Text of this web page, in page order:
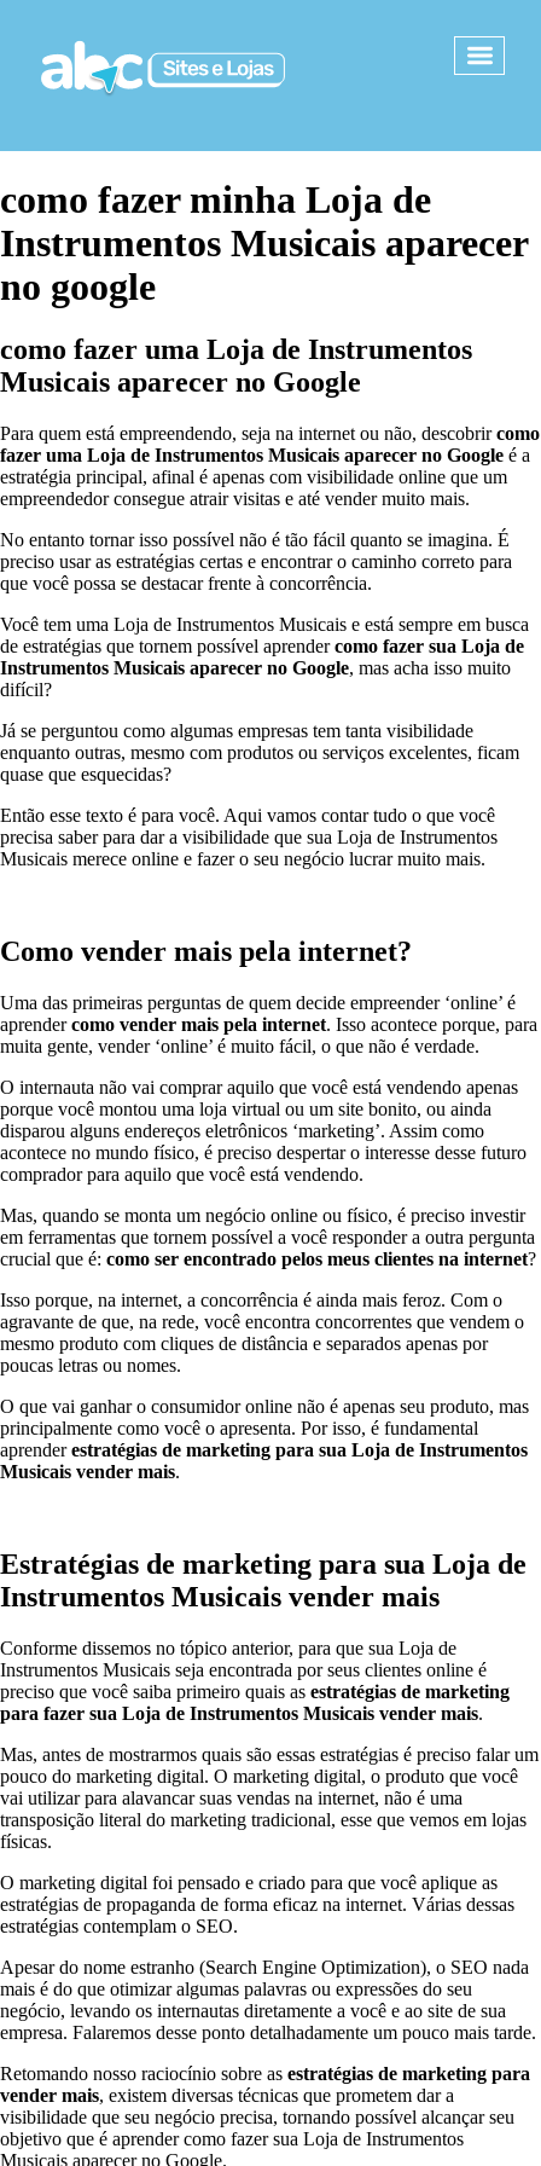
como fazer minha Loja de
Instrumentos Musicais aparecer
no google
como fazer uma Loja de Instrumentos
Musicais aparecer no Google
Para quem está empreendendo, seja na internet ou não, descobrircomo
fazer uma Loja de Instrumentos Musicais aparecer no Google é a
estratégia principal, afinal é apenas com visibilidade online que um
empreendedor consegue atrair visitas e até vender muito mais.
No entanto tornar isso possível não é tão fácil quanto se imagina. É
preciso usar as estratégias certas e encontrar o caminho correto para
que você possa se destacar frente à concorrência.
Você tem uma Loja de Instrumentos Musicais e está sempre em busca
de estratégias que tornem possível aprendercomo fazer sua Loja de
Instrumentos Musicais aparecer no Google, mas acha isso muito
difícil?
Já se perguntou como algumas empresas tem tanta visibilidade
enquanto outras, mesmo com produtos ou serviços excelentes, ficam
quase que esquecidas?
Então esse texto é para você. Aqui vamos contar tudo o que você
precisa saber para dar a visibilidade que sua Loja de Instrumentos
Musicais merece online e fazer o seu negócio lucrar muito mais.
Como vender mais pela internet?
Uma das primeiras perguntas de quem decide empreender ‘online’ é
aprendercomo vender mais pela internet. Isso acontece porque, para
muita gente, vender ‘online’ é muito fácil, o que não é verdade.
O internauta não vai comprar aquilo que você está vendendo apenas
porque você montou uma loja virtual ou um site bonito, ou ainda
disparou alguns endereços eletrônicos ‘marketing’. Assim como
acontece no mundo físico, é preciso despertar o interesse desse futuro
comprador para aquilo que você está vendendo.
Mas, quando se monta um negócio online ou físico, é preciso investir
em ferramentas que tornem possível a você responder a outra pergunta
crucial que é: como ser encontrado pelos meus clientes na internet?
Isso porque, na internet, a concorrência é ainda mais feroz. Com o
agravante de que, na rede, você encontra concorrentes que vendem o
mesmo produto com cliques de distância e separados apenas por
poucas letras ou nomes.
O que vai ganhar o consumidor online não é apenas seu produto, mas
principalmente como você o apresenta. Por isso, é fundamental
aprenderestratégias de marketing para sua Loja de Instrumentos
Musicais vender mais.
Estratégias de marketing para sua Loja de
Instrumentos Musicais vender mais
Conforme dissemos no tópico anterior, para que sua Loja de
Instrumentos Musicais seja encontrada por seus clientes online é
preciso que você saiba primeiro quais as estratégias de marketing
para fazer sua Loja de Instrumentos Musicais vender mais.
Mas, antes de mostrarmos quais são essas estratégias é preciso falar um
pouco do marketing digital. O marketing digital, o produto que você
vai utilizar para alavancar suas vendas na internet, não é uma
transposição literal do marketing tradicional, esse que vemos em lojas
físicas.
O marketing digital foi pensado e criado para que você aplique as
estratégias de propaganda de forma eficaz na internet. Várias dessas
estratégias contemplam o SEO.
Apesar do nome estranho (Search Engine Optimization), o SEO nada
mais é do que otimizar algumas palavras ou expressões do seu
negócio, levando os internautas diretamente a você e ao site de sua
empresa. Falaremos desse ponto detalhadamente um pouco mais tarde.
Retomando nosso raciocínio sobre as estratégias de marketing para
vender mais, existem diversas técnicas que prometem dar a
visibilidade que seu negócio precisa, tornando possível alcançar seu
objetivo que é aprender como fazer sua Loja de Instrumentos
Musicais aparecer no Google.